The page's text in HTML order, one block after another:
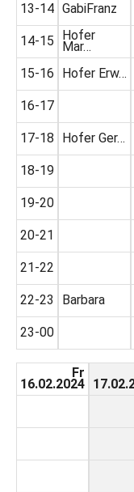
13-14
14-15
15-16
16-17
17-18
18-19
19-20
20-21
21-22
22-23
23-00
GabiFranz
Hofer
Mar…
Hofer Erw…
Hofer Ger…
Barbara
Fr
16.02.2024